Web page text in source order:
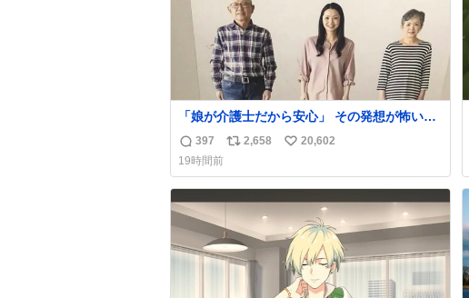
「娘が介護士だから安心」 その発想が怖い。
ちなみにこのポスターは、介護職の求人や転
職支援をしている会社のポスターらしい。
返
信
数
397
リ
ス
ト
数
2,658
い
ね
数
20,602
19時間前